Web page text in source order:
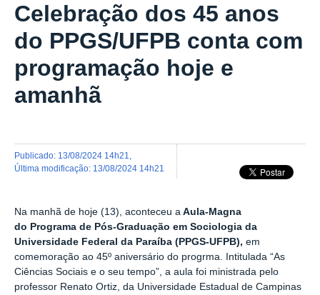
Celebração dos 45 anos
do PPGS/UFPB conta com
programação hoje e
amanhã
publicado: 13/08/2024 14h21
última modificação: 13/08/2024 14h21
Na manhã de hoje (13), aconteceu a Aula-Magna
do Programa de Pós-Graduação em Sociologia da
Universidade Federal da Paraíba (PPGS-UFPB), em
comemoração ao 45º aniversário do progrma.
Intitulada “As
Ciências Sociais e o seu tempo”, a aula foi ministrada pelo
professor Renato Ortiz, da Universidade Estadual de Campinas